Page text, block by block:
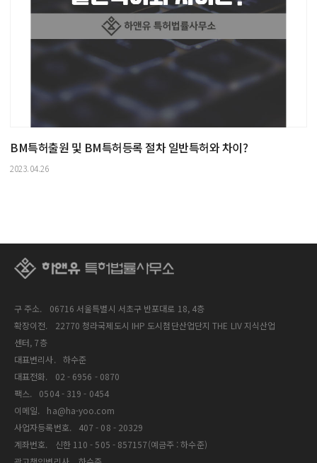
BM특허출원 및 BM특허등록 절차 일반특허와 차이?
2023.04.26
구 주소.
06716 서울특별시 서초구 반포대로 18, 4층
확장이전.
22770 청라국제도시 IHP 도시첨단산업단지 THE LIV 지식산업
센터, 7층
대표변리사.
하수준
대표전화.
02 - 6956 - 0870
팩스.
0504 - 319 - 0454
이메일.
ha@ha-yoo.com
사업자등록번호.
407 - 08 - 20329
계좌번호.
신한 110 - 505 - 857157(예금주 : 하수준)